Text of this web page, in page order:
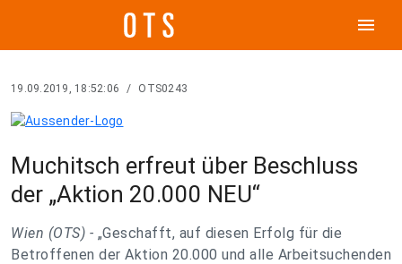
menu
19.09.2019, 18:52:06 / OTS0243
Muchitsch erfreut über Beschluss
der „Aktion 20.000 NEU“
Wien (OTS) - „Geschafft, auf diesen Erfolg für die
Betroffenen der Aktion 20.000 und alle Arbeitsuchenden